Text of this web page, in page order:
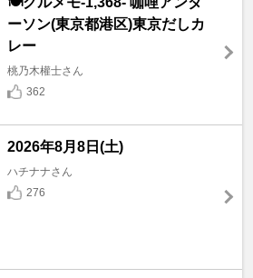
ーソン(東京都港区)東京だしカ
レー
桃乃木權士さん
362
2026年8月8日(土)
ハチナナさん
276